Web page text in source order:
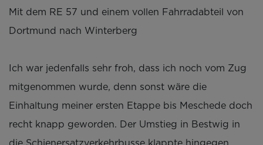
Mit dem RE 57 und einem vollen Fahrradabteil von
Dortmund nach Winterberg
Ich war jedenfalls sehr froh, dass ich noch vom Zug
mitgenommen wurde, denn sonst wäre die
Einhaltung meiner ersten Etappe bis Meschede doch
recht knapp geworden. Der Umstieg in Bestwig in